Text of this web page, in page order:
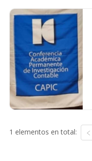
1 elementos en total: